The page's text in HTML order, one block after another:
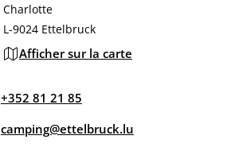
Charlotte
L-9024 Ettelbruck
Afficher sur la carte
+352 81 21 85
camping@ettelbruck.lu